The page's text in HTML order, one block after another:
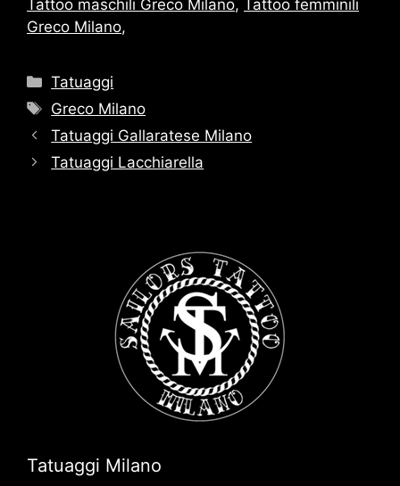
Tattoo maschili Greco Milano, Tattoo femminili
Greco Milano,
Categorie
Tatuaggi
Tag
Greco Milano
Tatuaggi Gallaratese Milano
Tatuaggi Lacchiarella
Tatuaggi Milano